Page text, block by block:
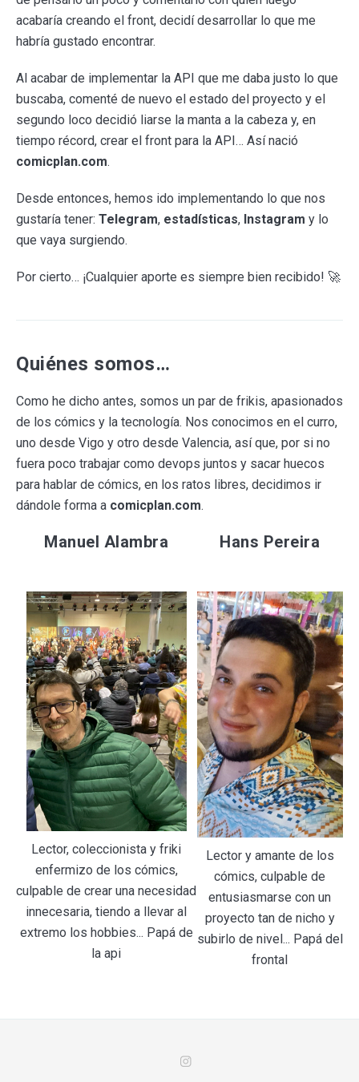
acabaría creando el front, decidí desarrollar lo que me
habría gustado encontrar.
Al acabar de implementar la API que me daba justo lo que
buscaba, comenté de nuevo el estado del proyecto y el
segundo loco decidió liarse la manta a la cabeza y, en
tiempo récord, crear el front para la API… Así nació
comicplan.com.
Desde entonces, hemos ido implementando lo que nos
gustaría tener: Telegram, estadísticas, Instagram y lo
que vaya surgiendo.
Por cierto… ¡Cualquier aporte es siempre bien recibido! 🚀
Quiénes somos…
Como he dicho antes, somos un par de frikis, apasionados
de los cómics y la tecnología. Nos conocimos en el curro,
uno desde Vigo y otro desde Valencia, así que, por si no
fuera poco trabajar como devops juntos y sacar huecos
para hablar de cómics, en los ratos libres, decidimos ir
dándole forma a comicplan.com.
Manuel Alambra
Lector, coleccionista y friki
enfermizo de los cómics,
culpable de crear una necesidad
innecesaria, tiendo a llevar al
extremo los hobbies... Papá de
la api
Hans Pereira
Lector y amante de los
cómics, culpable de
entusiasmarse con un
proyecto tan de nicho y
subirlo de nivel... Papá del
frontal